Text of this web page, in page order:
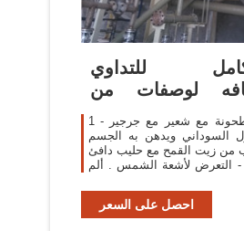
للتداوي
لوصفات من
الطبيعه لل د
1 - يؤخذ لبن مع حناء مطحونة مع شعير مع جرجير
السوداني ويدهن به الجسم
. 2 - يشرب من زيت القمح مع حليب دافئ
وعسل نحل يومياً . 3 - التعرض لأشعة الشمس . ألم
احصل على السعر